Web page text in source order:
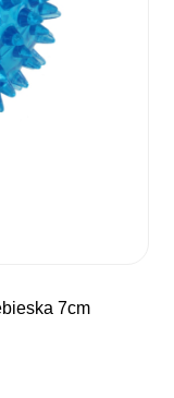
7cm